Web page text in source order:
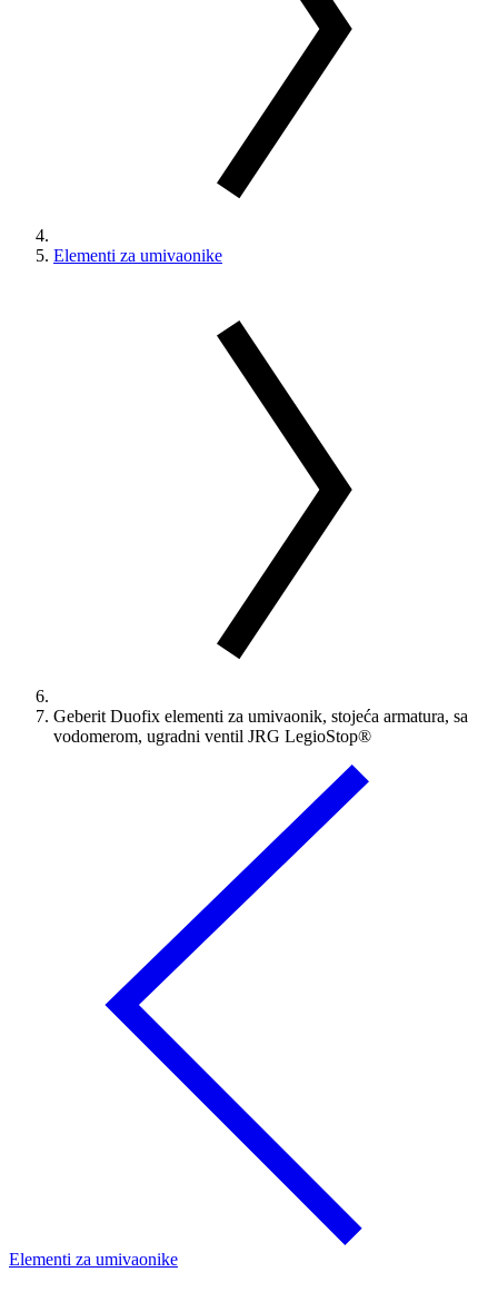
Elementi za umivaonike
Geberit Duofix elementi za umivaonik, stojeća armatura, sa
vodomerom, ugradni ventil JRG LegioStop®
Elementi za umivaonike